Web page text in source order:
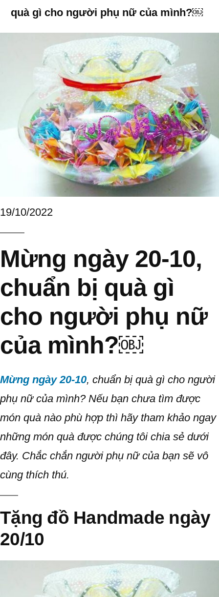
quà gì cho người phụ nữ của mình?￼
19/10/2022
Mừng ngày 20-10,
chuẩn bị quà gì
cho người phụ nữ
của mình?￼
Mừng ngày 20-10, chuẩn bị quà gì cho người
phụ nữ của mình? Nếu bạn chưa tìm được
món quà nào phù hợp thì hãy tham khảo ngay
những món quà được chúng tôi chia sẻ dưới
đây. Chắc chắn người phụ nữ của bạn sẽ vô
cùng thích thú.
Tặng đồ Handmade ngày
20/10